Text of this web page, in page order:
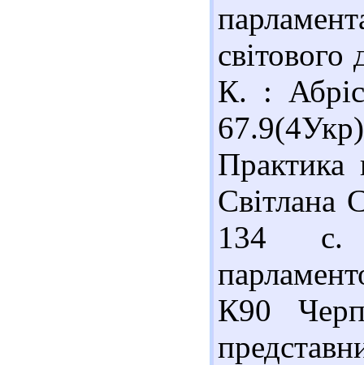
К. :
Практика
Світлана
134 с.
К90